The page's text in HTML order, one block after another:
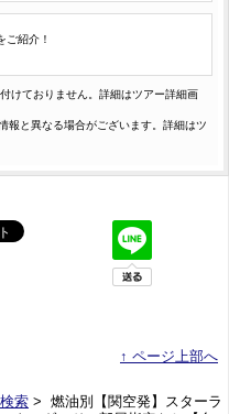
ご紹介！
けておりません。詳細はツアー詳細画
報と異なる場合がございます。詳細はツ
↑ ページ上部へ
索 > 燃油別【関空発】スターラ